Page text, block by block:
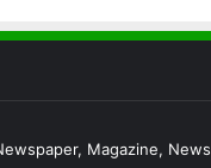
Magazine, News